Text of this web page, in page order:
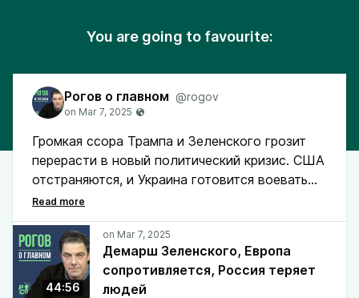
You are going to favourite:
Рогов о главном @rogov
Громкая ссора Трампа и Зеленского грозит
перерасти в новый политический кризис. США
отстраняются, и Украина готовится воевать
без американской поддержки. Тем временем
Трамп выстраивает свою игру с Путиным, а
Европа спешно переформатирует свою
систему безопасности, чтобы больше не
зависеть ни от США, ни от НАТО.
44:56
Демарш Зеленского, Европа
сопротивляется, Россия теряет
людей